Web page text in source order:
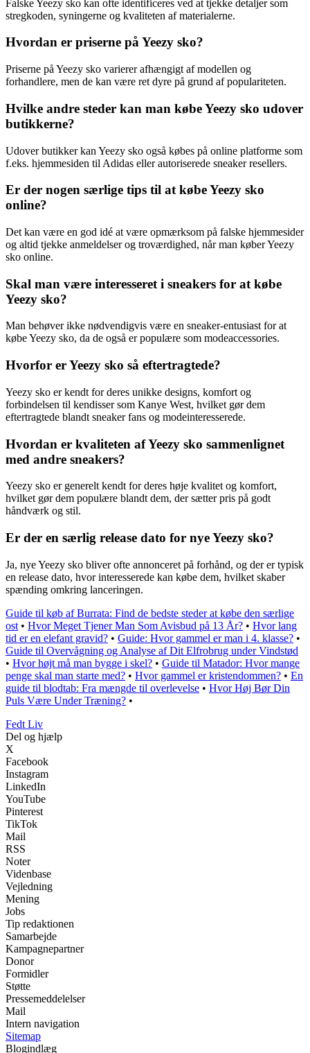
Falske Yeezy sko kan ofte identificeres ved at tjekke detaljer som
stregkoden, syningerne og kvaliteten af materialerne.
Hvordan er priserne på Yeezy sko?
Priserne på Yeezy sko varierer afhængigt af modellen og
forhandlere, men de kan være ret dyre på grund af populariteten.
Hvilke andre steder kan man købe Yeezy sko udover
butikkerne?
Udover butikker kan Yeezy sko også købes på online platforme som
f.eks. hjemmesiden til Adidas eller autoriserede sneaker resellers.
Er der nogen særlige tips til at købe Yeezy sko
online?
Det kan være en god idé at være opmærksom på falske hjemmesider
og altid tjekke anmeldelser og troværdighed, når man køber Yeezy
sko online.
Skal man være interesseret i sneakers for at købe
Yeezy sko?
Man behøver ikke nødvendigvis være en sneaker-entusiast for at
købe Yeezy sko, da de også er populære som modeaccessories.
Hvorfor er Yeezy sko så eftertragtede?
Yeezy sko er kendt for deres unikke designs, komfort og
forbindelsen til kendisser som Kanye West, hvilket gør dem
eftertragtede blandt sneaker fans og modeinteresserede.
Hvordan er kvaliteten af Yeezy sko sammenlignet
med andre sneakers?
Yeezy sko er generelt kendt for deres høje kvalitet og komfort,
hvilket gør dem populære blandt dem, der sætter pris på godt
håndværk og stil.
Er der en særlig release dato for nye Yeezy sko?
Ja, nye Yeezy sko bliver ofte annonceret på forhånd, og der er typisk
en release dato, hvor interesserede kan købe dem, hvilket skaber
spænding omkring lanceringen.
Guide til køb af Burrata: Find de bedste steder at købe den særlige
ost • Hvor Meget Tjener Man Som Avisbud på 13 År? • Hvor lang
tid er en elefant gravid? • Guide: Hvor gammel er man i 4. klasse? •
Guide til Overvågning og Analyse af Dit Elfrobrug under Vindstød
• Hvor højt må man bygge i skel? • Guide til Matador: Hvor mange
penge skal man starte med? • Hvor gammel er kristendommen? • En
guide til blodtab: Fra mængde til overlevelse • Hvor Høj Bør Din
Puls Være Under Træning? •
Fedt Liv
Del og hjælp
X
Facebook
Instagram
LinkedIn
YouTube
Pinterest
TikTok
Mail
RSS
Noter
Videnbase
Vejledning
Mening
Jobs
Tip redaktionen
Samarbejde
Kampagnepartner
Donor
Formidler
Støtte
Pressemeddelelser
Mail
Intern navigation
Sitemap
Blogindlæg